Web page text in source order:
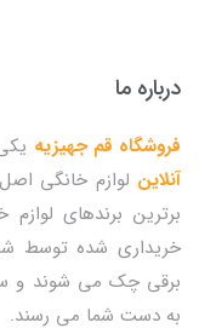
درباره ما
فروشگاه قم جهیزیه
آنلاین لوازم خانگی
برترین برندهای
خریداری شده توسط
برقی چک می شوند و
به دست شما می رسند.